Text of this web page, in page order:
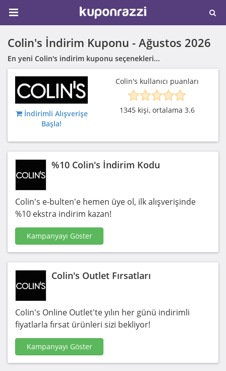
Colin's İndirim Kuponu - Ağustos 2026
En yeni Colin's indirim kuponu seçenekleri...
İndirimli Alışverişe
Başla!
Colin's kullanıcı puanları
1345 kişi, ortalama 3.6
%10 Colin's İndirim Kodu
Colin's e-bulten'e hemen üye ol, ilk alışverişinde
%10 ekstra indirim kazan!
Kampanyayı Göster
Colin's Outlet Fırsatları
Colin's Online Outlet'te yılın her günü indirimli
fiyatlarla fırsat ürünleri sizi bekliyor!
Kampanyayı Göster